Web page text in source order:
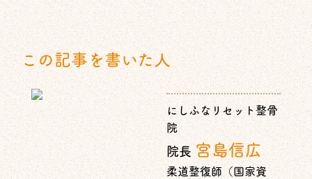
この記事を書いた人
にしふなリセット整骨
院
院長 宮島信広
柔道整復師（国家資